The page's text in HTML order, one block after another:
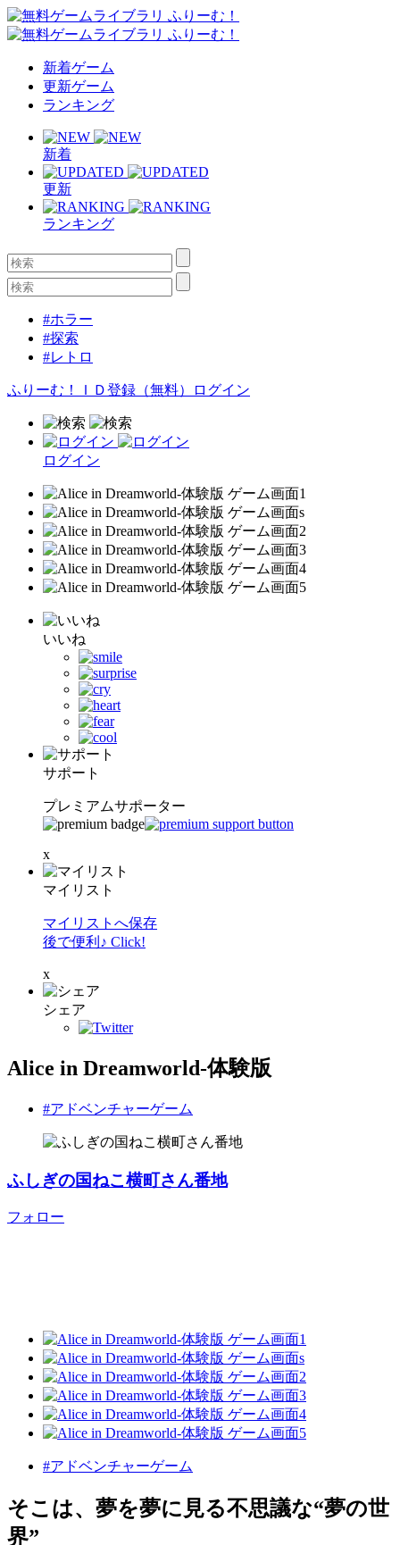
新着ゲーム
更新ゲーム
ランキング
新着
更新
ランキング
#ホラー
#探索
#レトロ
ふりーむ！ＩＤ登録（無料） ログイン
ログイン
いいね
サポート
プレミアムサポーター
x
マイリスト
マイリストへ保存
後で便利♪ Click!
x
シェア
Alice in Dreamworld-体験版
#アドベンチャーゲーム
ふしぎの国ねこ横町さん番地
フォロー
#アドベンチャーゲーム
そこは、夢を夢に見る不思議な“夢の世
界”